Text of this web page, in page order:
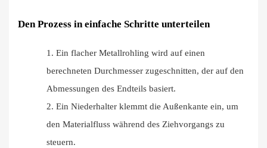
Den Prozess in einfache Schritte unterteilen
1. Ein flacher Metallrohling wird auf einen
berechneten Durchmesser zugeschnitten, der auf den
Abmessungen des Endteils basiert.
2. Ein Niederhalter klemmt die Außenkante ein, um
den Materialfluss während des Ziehvorgangs zu
steuern.